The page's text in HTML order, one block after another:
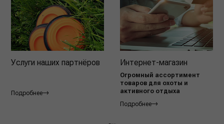
Услуги наших партнёров
Подробнее
Интернет-магазин
Огромный ассортимент
товаров для охоты и
активного отдыха
Подробнее